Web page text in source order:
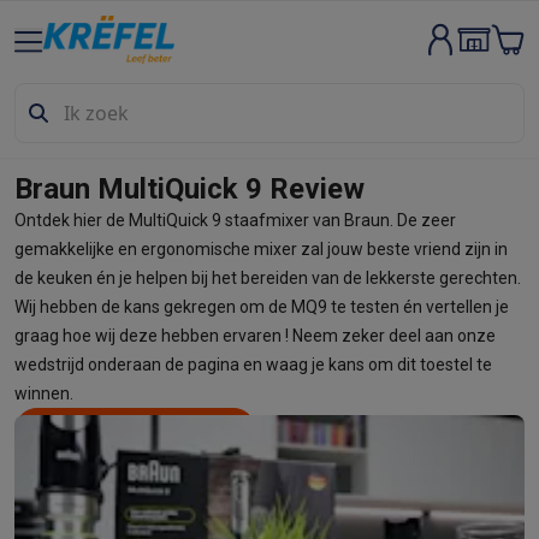
Groot elektro & inbouw
VaatwassersVaatwassers
InbouwtoestellenInbouw vaatwassers
Ovens & microgolfovensOvensMicrogolfovens
Kookplaten KookplatenInductiekookplatenKeramische
Dampkappen
Dampkappen
Fornuizen Gemengde fornuizen Elektrische fornuizen
Kleine inbouwtoestellen
Warmhoudlades
Espresso- &
Kleine keukenapparaten
Koffie
OntbijtWaterkokersBroodroostersBroodbakmachines
Frituren & grillen
FriteusesGrillsTeppanYaki
Robots & mixersKeukenmachines Keukenrobots
Koken & stomenMulticookersRijst- en stoomkokers
Fun cooking
Gourmet toestellen Fondue TeppanYaki
Braun MultiQuick 9 Review
Ontdek hier de MultiQuick 9 staafmixer van Braun. De zeer
gemakkelijke en ergonomische mixer zal jouw beste vriend zijn in
de keuken én je helpen bij het bereiden van de lekkerste gerechten.
Wij hebben de kans gekregen om de MQ9 te testen én vertellen je
graag hoe wij deze hebben ervaren ! Neem zeker deel aan onze
wedstrijd onderaan de pagina en waag je kans om dit toestel te
winnen.
Ontdek de MultiQuick 9
Deel